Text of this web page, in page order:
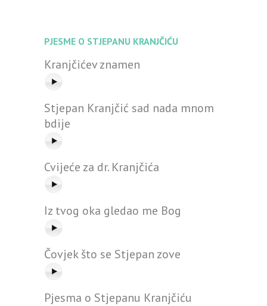
PJESME O STJEPANU KRANJČIĆU
Kranjčićev znamen
Stjepan Kranjčić sad nada mnom
bdije
Cvijeće za dr. Kranjčića
Iz tvog oka gledao me Bog
Čovjek što se Stjepan zove
Pjesma o Stjepanu Kranjčiću